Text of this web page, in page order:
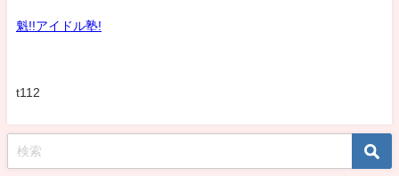
魁!!アイドル塾!
t112